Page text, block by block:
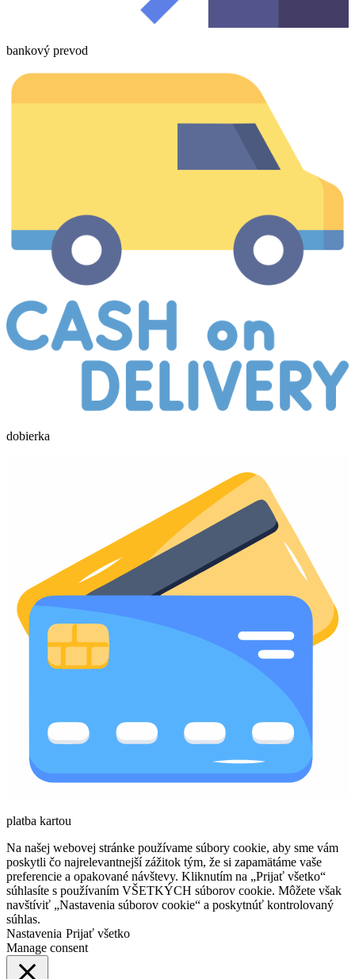
bankový prevod
dobierka
platba kartou
Na našej webovej stránke používame súbory cookie, aby sme vám
poskytli čo najrelevantnejší zážitok tým, že si zapamätáme vaše
preferencie a opakované návštevy. Kliknutím na „Prijať všetko“
súhlasíte s používaním VŠETKÝCH súborov cookie. Môžete však
navštíviť „Nastavenia súborov cookie“ a poskytnúť kontrolovaný
súhlas.
Nastavenia Prijať všetko
Manage consent